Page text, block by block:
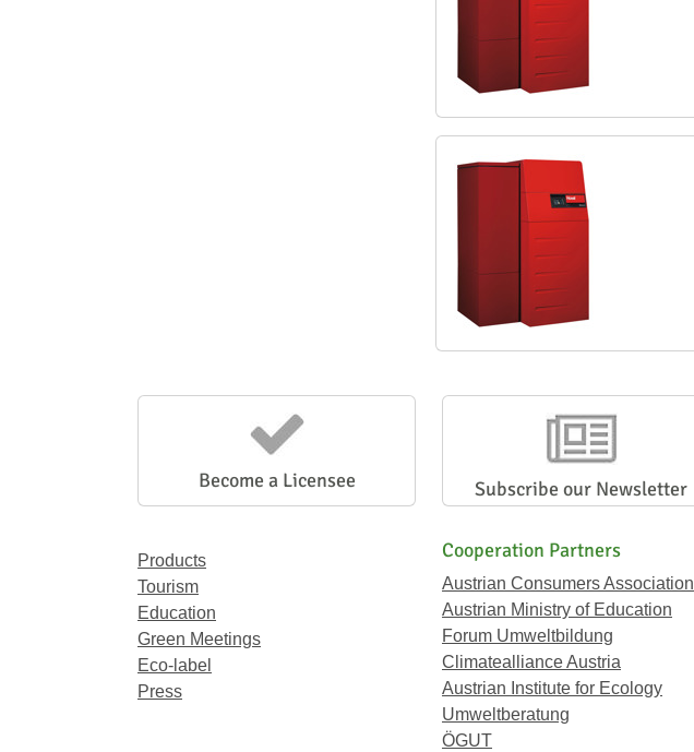
Become a Licensee Subscribe our Newsletter
Products
Tourism
Education
Green Meetings
Eco-label
Press
Cooperation Partners
Austrian Consumers Association
Austrian Ministry of Education
Forum Umweltbildung
Climatealliance Austria
Austrian Institute for Ecology
Umweltberatung
ÖGUT